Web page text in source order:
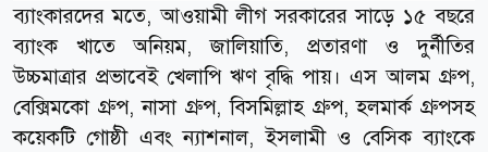
ব্যাংকারদের মতে, আওয়ামী লীগ সরকারের সাড়ে ১৫ বছরে
ব্যাংক খাতে অনিয়ম, জালিয়াতি, প্রতারণা ও দুর্নীতির
উচ্চমাত্রার প্রভাবেই খেলাপি ঋণ বৃদ্ধি পায়। এস আলম গ্রুপ,
বেক্সিমকো গ্রুপ, নাসা গ্রুপ, বিসমিল্লাহ গ্রুপ, হলমার্ক গ্রুপসহ
কয়েকটি গোষ্ঠী এবং ন্যাশনাল, ইসলামী ও বেসিক ব্যাংকে